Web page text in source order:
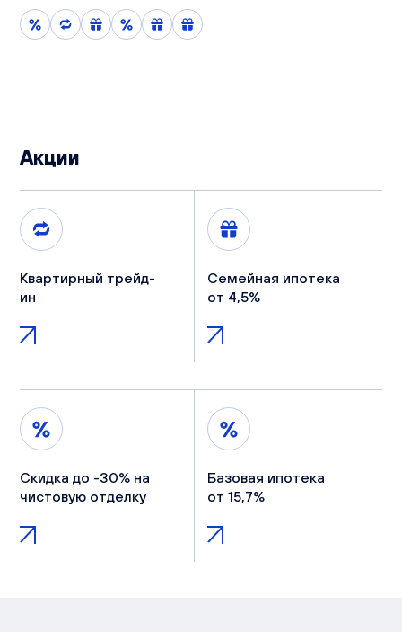
Акции
Квартирный трейд-
ин
Семейная ипотека
от 4,5%
Скидка до -30% на
чистовую отделку
Базовая ипотека
от 15,7%